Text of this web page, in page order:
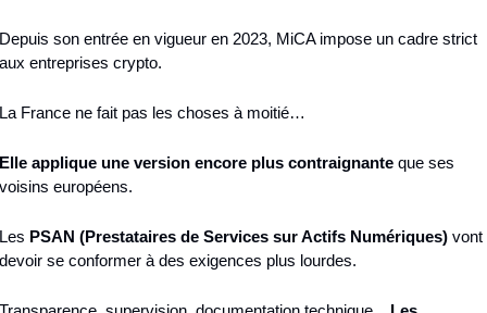
Depuis son entrée en vigueur en 2023, MiCA impose un cadre strict
aux entreprises crypto.
La France ne fait pas les choses à moitié…
Elle applique une version encore plus contraignante que ses
voisins européens.
Les PSAN (Prestataires de Services sur Actifs Numériques) vont
devoir se conformer à des exigences plus lourdes.